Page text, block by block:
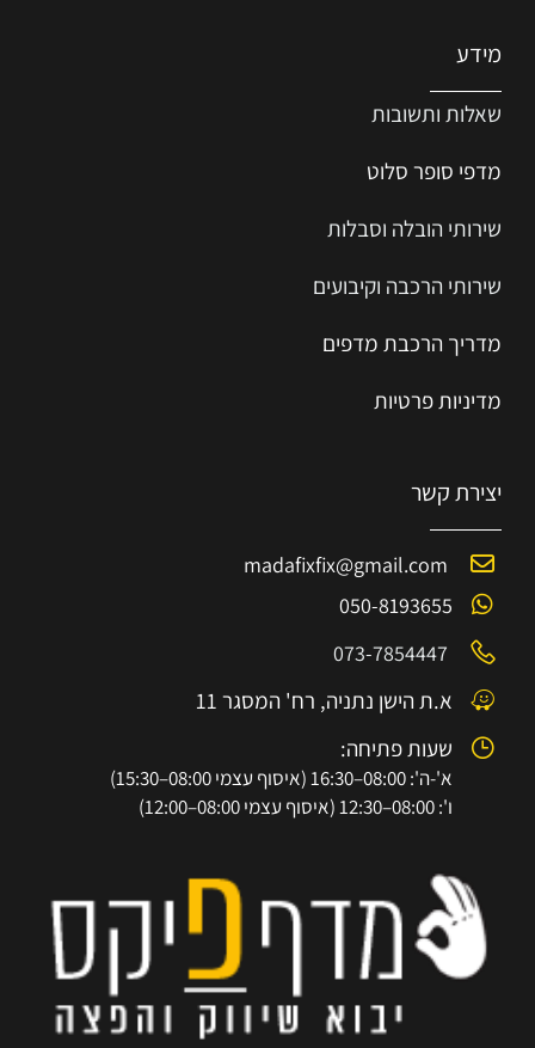
מידע
שאלות ותשובות
מדפי סופר סלוט
שירותי הובלה וסבלות
שירותי הרכבה וקיבועים
מדריך הרכבת מדפים
מדיניות פרטיות
יצירת קשר
madafixfix@gmail.com
050-8193655
073-7854447
א.ת הישן נתניה, רח' המסגר 11
שעות פתיחה:
א'-ה': 08:00–16:30 (איסוף עצמי 08:00–15:30)
ו': 08:00–12:30 (איסוף עצמי 08:00–12:00)